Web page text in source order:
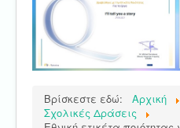
Βρίσκεστε εδώ: Αρχική
Σχολικές Δράσεις